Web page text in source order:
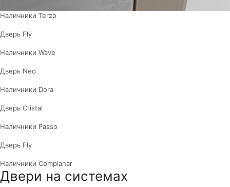
Наличники Terzo
Дверь Fly
Наличники Wave
Дверь Neo
Наличники Dora
Дверь Cristal
Наличники Passo
Дверь Fly
Наличники Complanar
Двери на системах